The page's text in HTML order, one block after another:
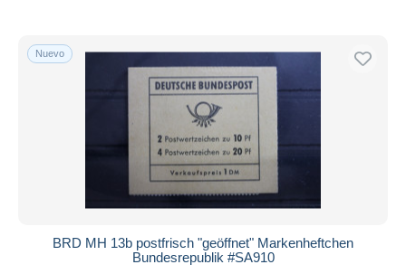
Nuevo
BRD MH 13b postfrisch "geöffnet" Markenheftchen
Bundesrepublik #SA910